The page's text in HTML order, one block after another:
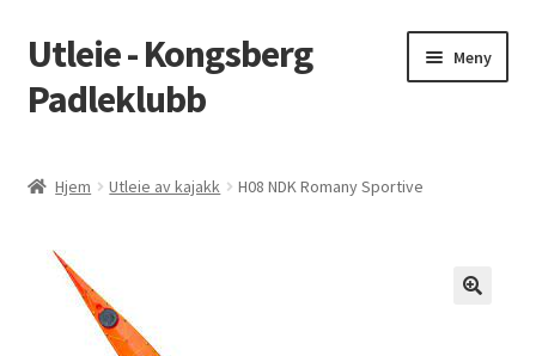
Hopp
til
navigasjon
Hopp
til
innhold
Utleie - Kongsberg
Padleklubb
Meny
Vilkår
Søk tilgjengelige produkter
Hjem Utleie av kajakk H08 NDK Romany Sportive